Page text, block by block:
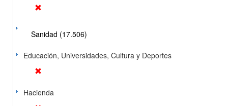
Sanidad (17.506)
Educación, Universidades, Cultura y Deportes
Hacienda